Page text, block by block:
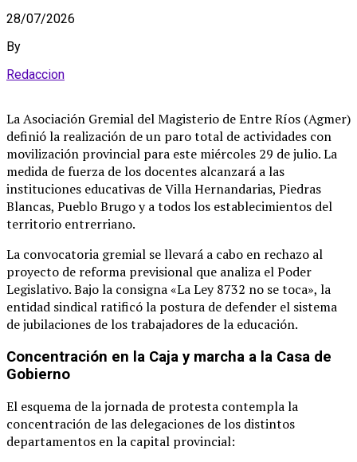
28/07/2026
By
Redaccion
La Asociación Gremial del Magisterio de Entre Ríos (Agmer)
definió la realización de un paro total de actividades con
movilización provincial para este miércoles 29 de julio. La
medida de fuerza de los docentes alcanzará a las
instituciones educativas de Villa Hernandarias, Piedras
Blancas, Pueblo Brugo y a todos los establecimientos del
territorio entrerriano.
La convocatoria gremial se llevará a cabo en rechazo al
proyecto de reforma previsional que analiza el Poder
Legislativo. Bajo la consigna «La Ley 8732 no se toca», la
entidad sindical ratificó la postura de defender el sistema
de jubilaciones de los trabajadores de la educación.
Concentración en la Caja y marcha a la Casa de
Gobierno
El esquema de la jornada de protesta contempla la
concentración de las delegaciones de los distintos
departamentos en la capital provincial: